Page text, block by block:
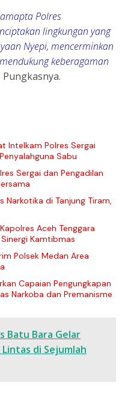
Polres
lingkungan yang
Nyepi, mencerminkan
keberagaman
Pungkasnya.
Intelkam Polres Sergai
Sabu
Sergai dan Pengadilan
Narkotika di Tanjung Tiram,
Aceh Tenggara
Kamtibmas
Polsek Medan Area
Capaian Pengungkapan
Narkoba dan Premanisme
Batu Bara Gelar
di Sejumlah